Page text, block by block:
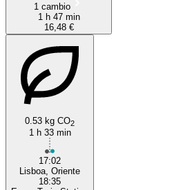
1 cambio
1 h 47 min
16,48 €
0.53 kg CO2
1 h 33 min
17:02
Lisboa, Oriente
18:35